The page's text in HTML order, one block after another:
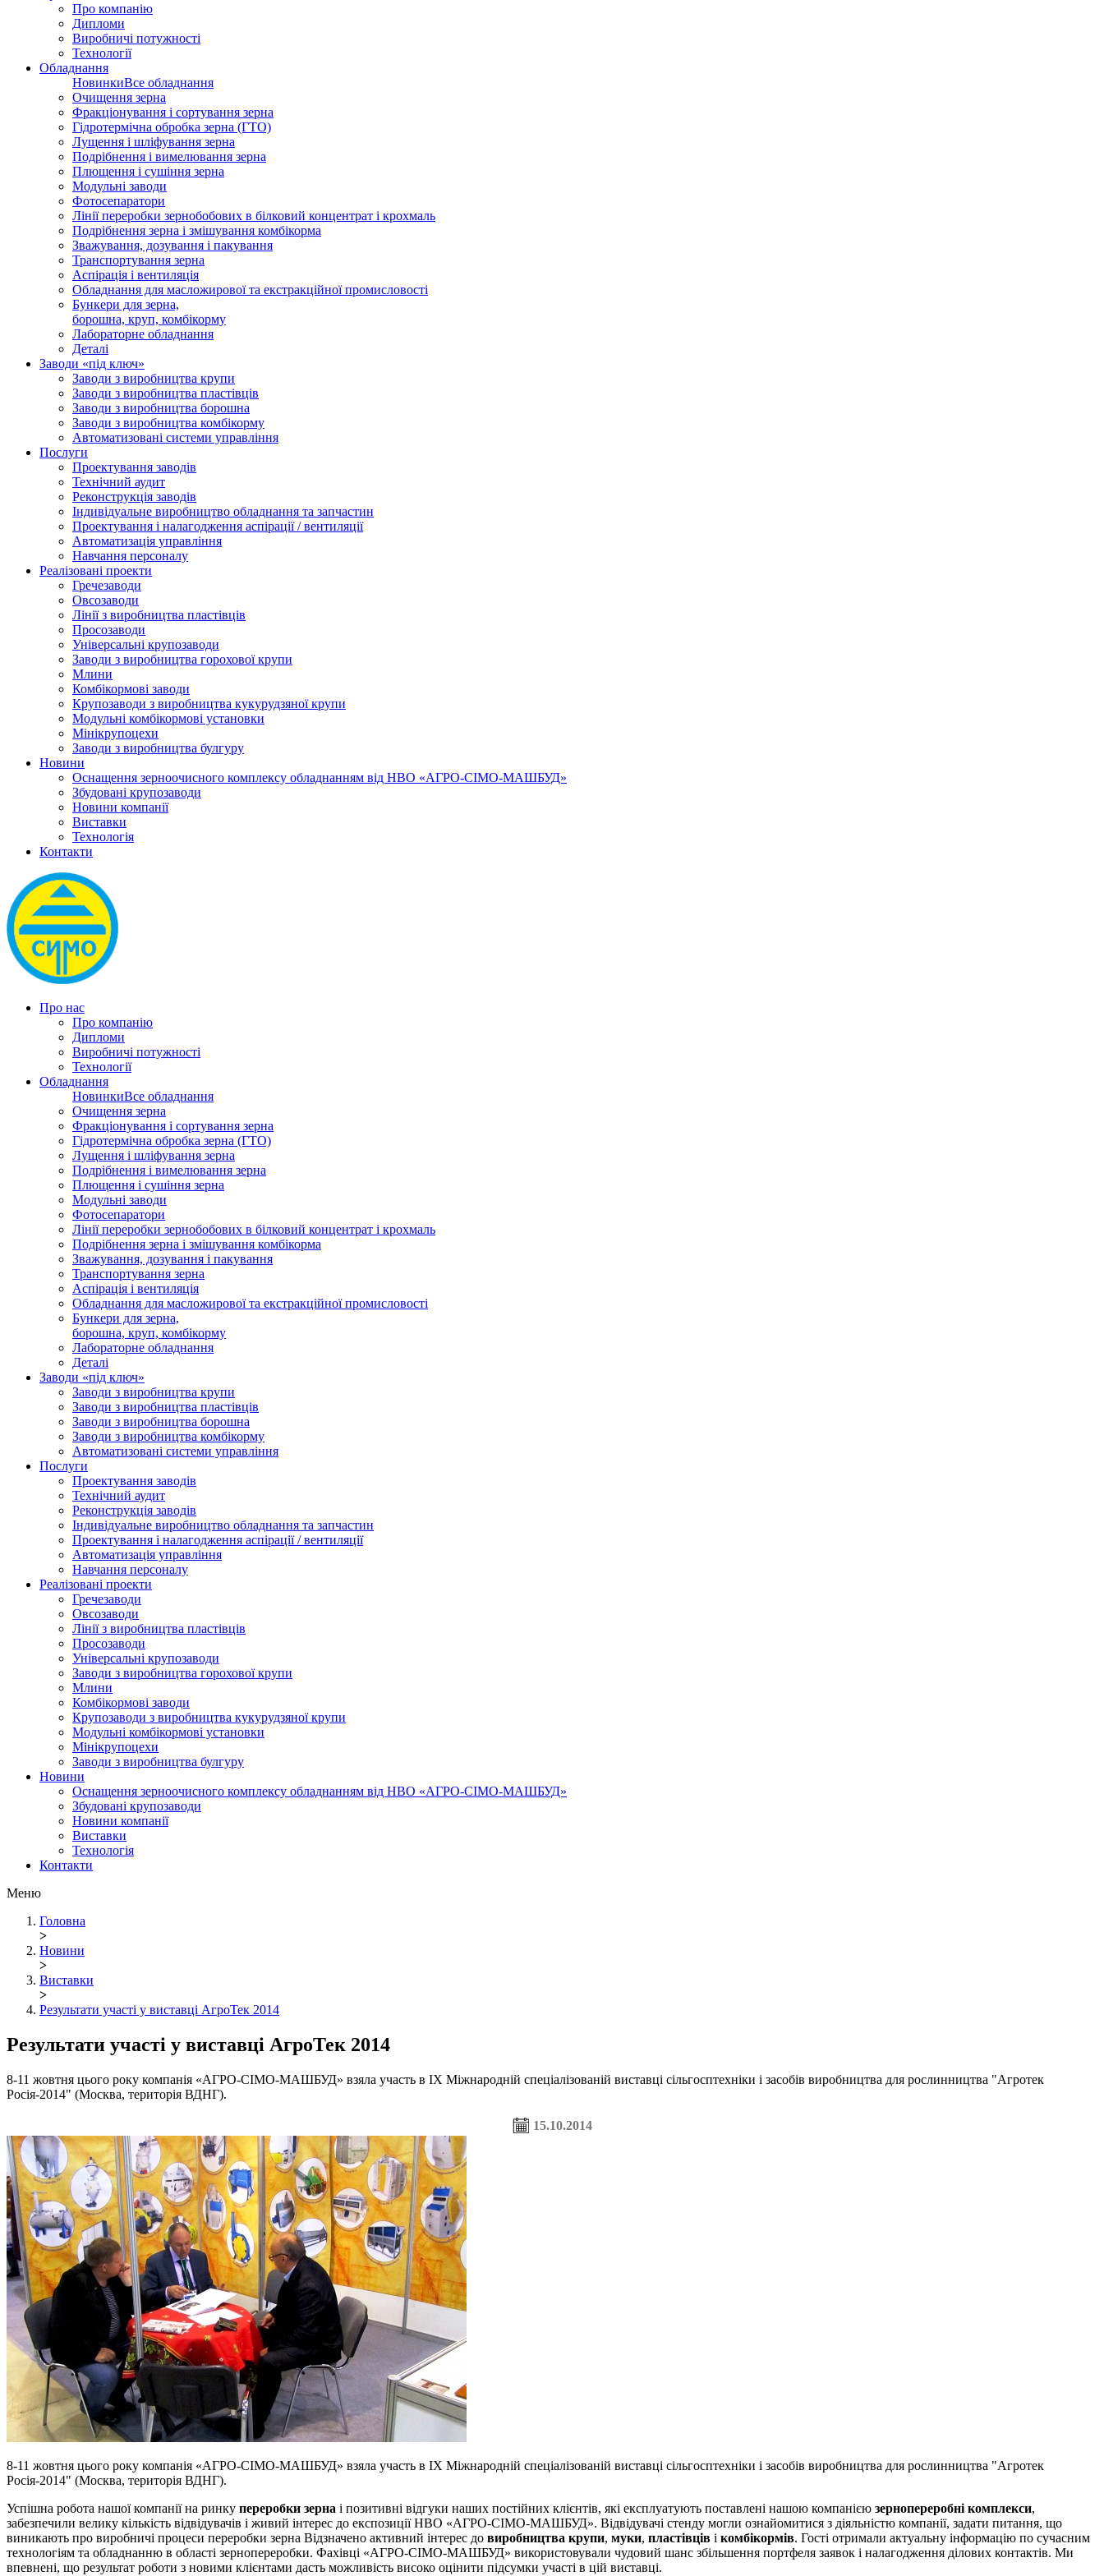
Про компанію
Дипломи
Виробничі потужності
Технології
Обладнання
НовинкиВсе обладнання
Очищення зерна
Фракціонування і сортування зерна
Гідротермічна обробка зерна (ГТО)
Лущення і шліфування зерна
Подрібнення і вимелювання зерна
Плющення і сушіння зерна
Модульні заводи
Фотосепаратори
Лінії переробки зернобобових в білковий концентрат і крохмаль
Подрібнення зерна і змішування комбікорма
Зважування, дозування і пакування
Транспортування зерна
Аспірація і вентиляція
Обладнання для масложирової та екстракційної промисловості
Бункери для зерна,
борошна, круп, комбікорму
Лабораторне обладнання
Деталі
Заводи «під ключ»
Заводи з виробництва крупи
Заводи з виробництва пластівців
Заводи з виробництва борошна
Заводи з виробництва комбікорму
Автоматизовані системи управління
Послуги
Проектування заводів
Технічний аудит
Реконструкція заводів
Індивідуальне виробництво обладнання та запчастин
Проектування і налагодження аспірації / вентиляції
Автоматизація управління
Навчання персоналу
Реалізовані проекти
Гречезаводи
Овсозаводи
Лінії з виробництва пластівців
Просозаводи
Універсальні крупозаводи
Заводи з виробництва горохової крупи
Млини
Комбікормові заводи
Крупозаводи з виробництва кукурудзяної крупи
Модульні комбікормові установки
Мінікрупоцехи
Заводи з виробництва булгуру
Новини
Оснащення зерноочисного комплексу обладнанням від НВО «АГРО-СІМО-МАШБУД»
Збудовані крупозаводи
Новини компанії
Виставки
Технологія
Контакти
Про нас
Про компанію
Дипломи
Виробничі потужності
Технології
Обладнання
НовинкиВсе обладнання
Очищення зерна
Фракціонування і сортування зерна
Гідротермічна обробка зерна (ГТО)
Лущення і шліфування зерна
Подрібнення і вимелювання зерна
Плющення і сушіння зерна
Модульні заводи
Фотосепаратори
Лінії переробки зернобобових в білковий концентрат і крохмаль
Подрібнення зерна і змішування комбікорма
Зважування, дозування і пакування
Транспортування зерна
Аспірація і вентиляція
Обладнання для масложирової та екстракційної промисловості
Бункери для зерна,
борошна, круп, комбікорму
Лабораторне обладнання
Деталі
Заводи «під ключ»
Заводи з виробництва крупи
Заводи з виробництва пластівців
Заводи з виробництва борошна
Заводи з виробництва комбікорму
Автоматизовані системи управління
Послуги
Проектування заводів
Технічний аудит
Реконструкція заводів
Індивідуальне виробництво обладнання та запчастин
Проектування і налагодження аспірації / вентиляції
Автоматизація управління
Навчання персоналу
Реалізовані проекти
Гречезаводи
Овсозаводи
Лінії з виробництва пластівців
Просозаводи
Універсальні крупозаводи
Заводи з виробництва горохової крупи
Млини
Комбікормові заводи
Крупозаводи з виробництва кукурудзяної крупи
Модульні комбікормові установки
Мінікрупоцехи
Заводи з виробництва булгуру
Новини
Оснащення зерноочисного комплексу обладнанням від НВО «АГРО-СІМО-МАШБУД»
Збудовані крупозаводи
Новини компанії
Виставки
Технологія
Контакти
Меню
Головна
>
Новини
>
Виставки
>
Результати участі у виставці АгроТек 2014
Результати участі у виставці АгроТек 2014
8-11 жовтня цього року компанія «АГРО-СІМО-МАШБУД» взяла участь в IX Міжнародній спеціалізованій виставці сільгосптехніки і засобів виробництва для рослинництва "Агротек
Росія-2014" (Москва, територія ВДНГ).
15.10.2014
8-11 жовтня цього року компанія «АГРО-СІМО-МАШБУД» взяла участь в IX Міжнародній спеціалізованій виставці сільгосптехніки і засобів виробництва для рослинництва "Агротек
Росія-2014" (Москва, територія ВДНГ).
Успішна робота нашої компанії на ринку переробки зерна і позитивні відгуки наших постійних клієнтів, які експлуатують поставлені нашою компанією зернопереробні комплекси,
забезпечили велику кількість відвідувачів і живий інтерес до експозиції НВО «АГРО-СІМО-МАШБУД». Відвідувачі стенду могли ознайомитися з діяльністю компанії, задати питання, що
виникають про виробничі процеси переробки зерна Відзначено активний інтерес до виробництва крупи, муки, пластівців і комбікормів. Гості отримали актуальну інформацію по сучасним
технологіям та обладнанню в області зернопереробки. Фахівці «АГРО-СІМО-МАШБУД» використовували чудовий шанс збільшення портфеля заявок і налагодження ділових контактів. Ми
впевнені, що результат роботи з новими клієнтами дасть можливість високо оцінити підсумки участі в цій виставці.